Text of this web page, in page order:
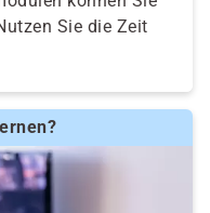
Sie die Zeit